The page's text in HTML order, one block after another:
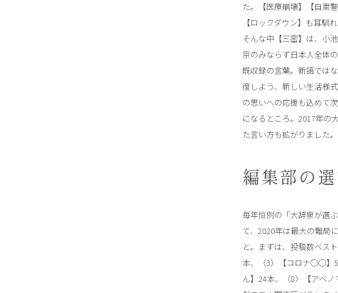
た。【医療崩壊】【自粛
【ロックダウン】も耳馴
そんな中【三密】は、小
京のみならず日本人全体
既収録の言葉。新語では
復しよう、新しい生活様
の思いへの応援も込めて
になるところ。2017年の
た言い方も拡がりました
編集部の
毎年恒例の「大辞泉が選
て、2020年は最大の難局
と。まずは、投稿数ベス
本、（3）【コロナ○○】
ん】24本、（8）【アベ